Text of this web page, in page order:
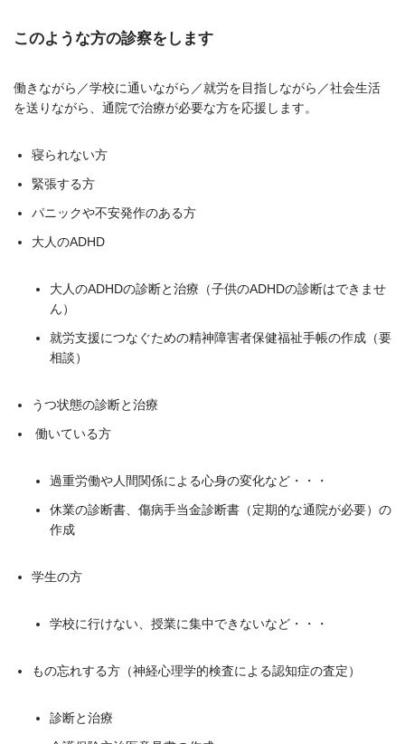
このような方の診察をします
働きながら／学校に通いながら／就労を目指しながら／社会生活
を送りながら、通院で治療が必要な方を応援します。
寝られない方
緊張する方
パニックや不安発作のある方
大人のADHD
大人のADHDの診断と治療（子供のADHDの診断はできませ
ん）
就労支援につなぐための精神障害者保健福祉手帳の作成（要
相談）
うつ状態の診断と治療
働いている方
過重労働や人間関係による心身の変化など・・・
休業の診断書、傷病手当金診断書（定期的な通院が必要）の
作成
学生の方
学校に行けない、授業に集中できないなど・・・
もの忘れする方（神経心理学的検査による認知症の査定）
診断と治療